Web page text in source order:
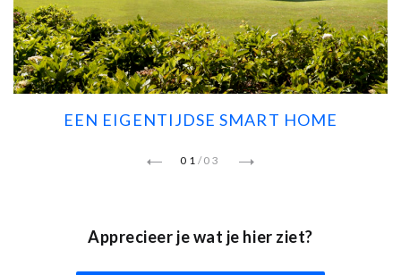
EEN EIGENTIJDSE SMART HOME
01 /03
Apprecieer je wat je hier ziet?